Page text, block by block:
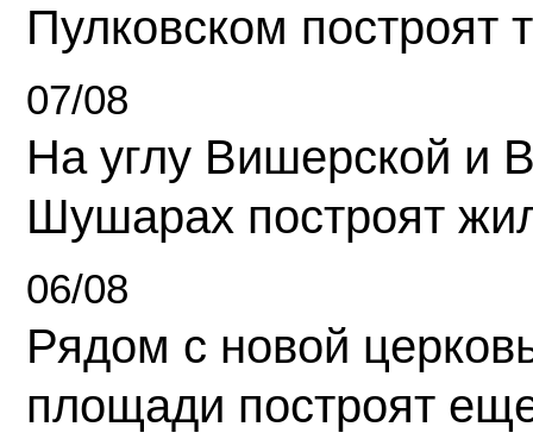
Пулковском построят
07/08
На углу Вишерской и
Шушарах построят
06/08
Рядом с новой
площади построят